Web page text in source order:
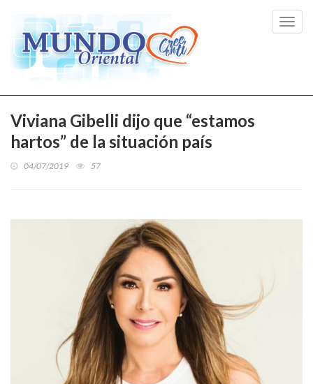
Viviana Gibelli dijo que “estamos
hartos” de la situación país
04/07/2019 57